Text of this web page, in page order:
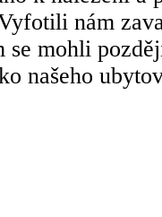
nám
se mohli
našeho